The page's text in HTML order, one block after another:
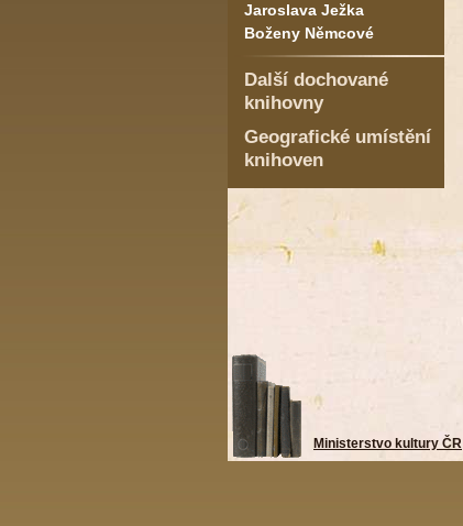
Jaroslava Ježka
Boženy Němcové
Další dochované
knihovny
Geografické umístění
knihoven
Ministerstvo kultury ČR